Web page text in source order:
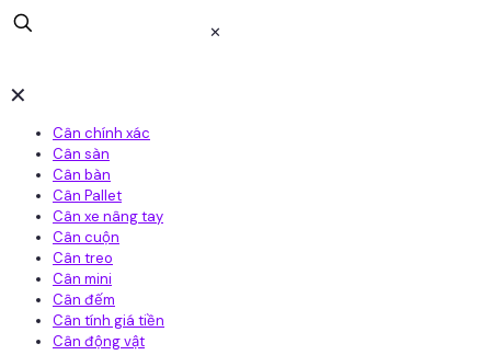
✕
✕
Cân chính xác
Cân sàn
Cân bàn
Cân Pallet
Cân xe nâng tay
Cân cuộn
Cân treo
Cân mini
Cân đếm
Cân tính giá tiền
Cân động vật